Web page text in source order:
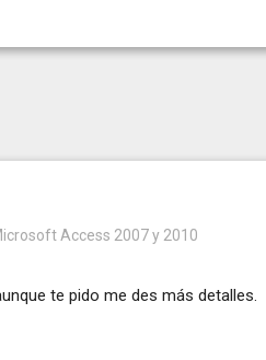
Access 2007 y 2010
te pido me des más detalles.